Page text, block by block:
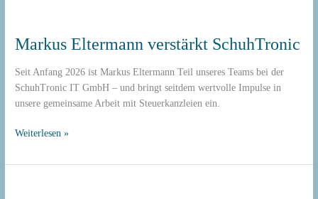
Markus Eltermann verstärkt SchuhTronic
Seit Anfang 2026 ist Markus Eltermann Teil unseres Teams bei der
SchuhTronic IT GmbH – und bringt seitdem wertvolle Impulse in
unsere gemeinsame Arbeit mit Steuerkanzleien ein.
verstärkt
Weiterlesen »